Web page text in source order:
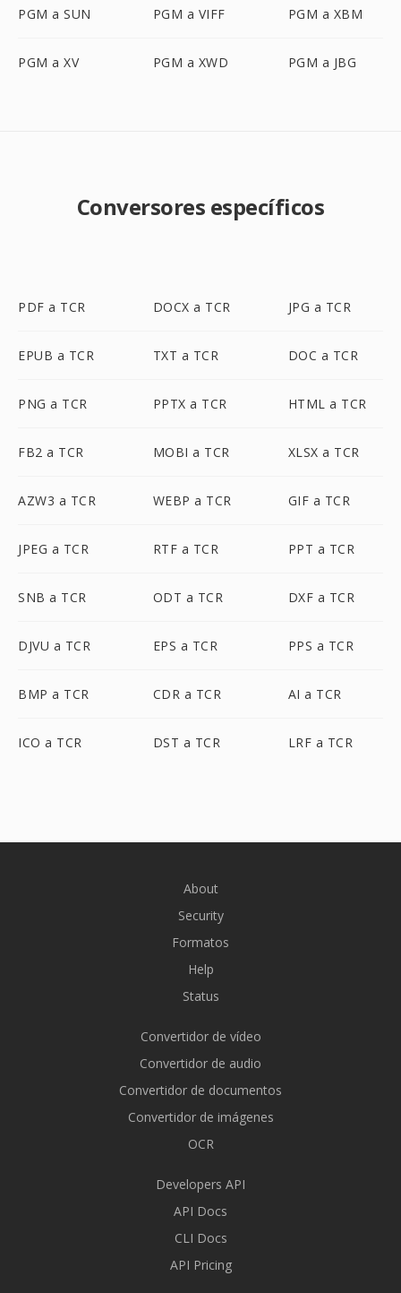
PGM a SUN PGM a VIFF PGM a XBM
PGM a XV PGM a XWD PGM a JBG
Conversores específicos
PDF a TCR DOCX a TCR JPG a TCR
EPUB a TCR TXT a TCR DOC a TCR
PNG a TCR PPTX a TCR HTML a TCR
FB2 a TCR MOBI a TCR XLSX a TCR
AZW3 a TCR WEBP a TCR GIF a TCR
JPEG a TCR RTF a TCR PPT a TCR
SNB a TCR ODT a TCR DXF a TCR
DJVU a TCR EPS a TCR PPS a TCR
BMP a TCR CDR a TCR AI a TCR
ICO a TCR DST a TCR LRF a TCR
About
Security
Formatos
Help
Status
Convertidor de vídeo
Convertidor de audio
Convertidor de documentos
Convertidor de imágenes
OCR
Developers API
API Docs
CLI Docs
API Pricing